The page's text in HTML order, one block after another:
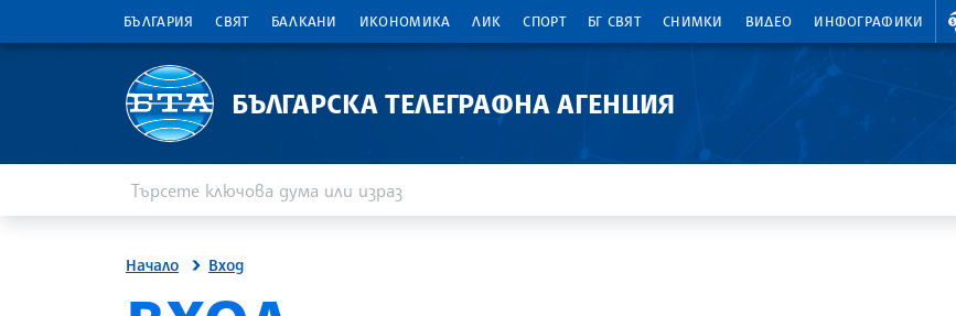
БЪЛГАРИЯ СВЯТ БАЛКАНИ ИКОНОМИКА ЛИК СПОРТ БГ СВЯТ СНИМКИ ВИДЕО ИНФОГРАФИКИ
БЪЛГАРСКА ТЕЛЕГРАФНА АГЕНЦИЯ
Начало Вход